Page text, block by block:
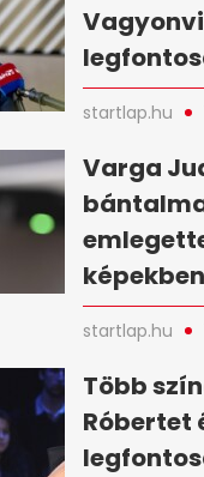
startlap.hu
Varga
képekben
startlap.hu
Több
Róbertet